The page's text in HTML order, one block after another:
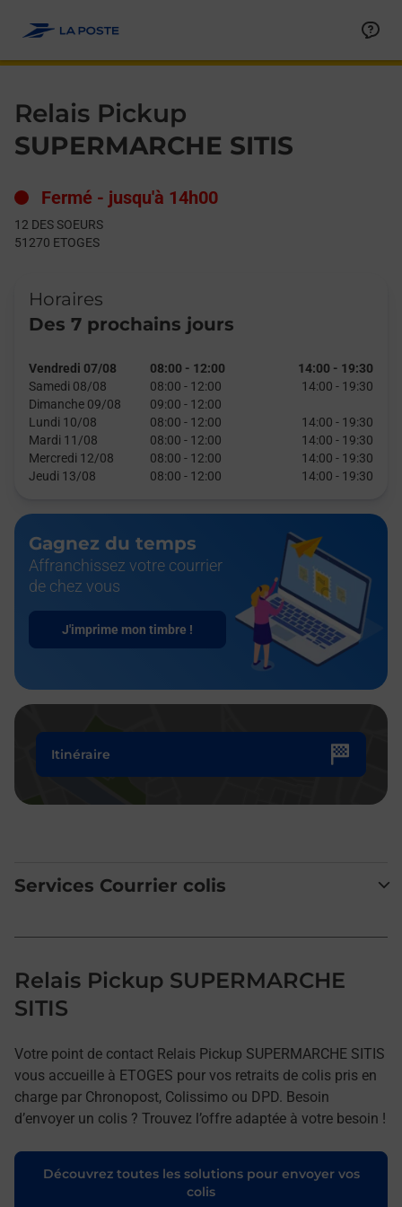
Relais Pickup
SUPERMARCHE SITIS
Fermé - jusqu'à 14h00
12 DES SOEURS
51270 ETOGES
Horaires
Des 7 prochains jours
Vendredi 07/08 08:00 - 12:00 14:00 - 19:30
Samedi 08/08
08:00 - 12:00 14:00 - 19:30
Dimanche 09/08
09:00 - 12:00
Lundi 10/08
08:00 - 12:00 14:00 - 19:30
Mardi 11/08
08:00 - 12:00 14:00 - 19:30
Mercredi 12/08
08:00 - 12:00 14:00 - 19:30
Jeudi 13/08
08:00 - 12:00 14:00 - 19:30
Gagnez du temps
Affranchissez votre courrier
de chez vous
J'imprime mon timbre !
Itinéraire
Services Courrier colis
Relais Pickup SUPERMARCHE
SITIS
Votre point de contact Relais Pickup SUPERMARCHE SITIS
vous accueille à ETOGES pour vos retraits de colis pris en
charge par Chronopost, Colissimo ou DPD. Besoin
d’envoyer un colis ? Trouvez l’offre adaptée à votre besoin !
Découvrez toutes les solutions pour envoyer vos
colis